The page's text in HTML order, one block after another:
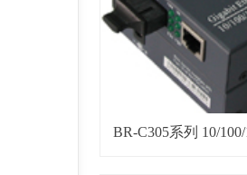
BR-C305系列 10/